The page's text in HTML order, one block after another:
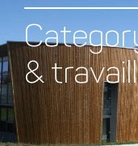
&